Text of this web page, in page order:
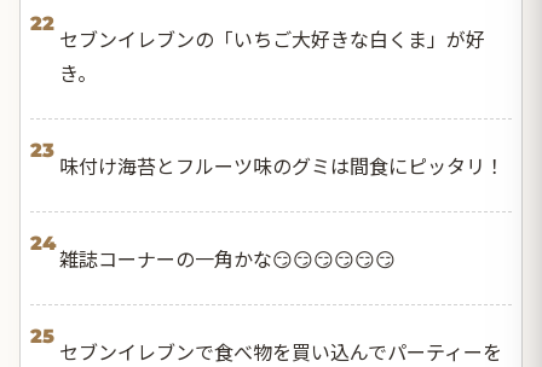
22
セブンイレブンの「いちご大好きな白くま」が好
き。
23
味付け海苔とフルーツ味のグミは間食にピッタリ！
24
雑誌コーナーの一角かな😏😏😏😏😏😏
25
セブンイレブンで食べ物を買い込んでパーティーを